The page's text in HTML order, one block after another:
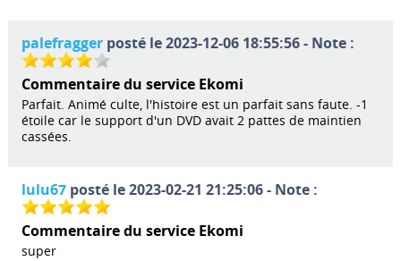
palefraggerposté le 2023-12-06 18:55:56 - Note :
Commentaire du service Ekomi
Parfait. Animé culte, l'histoire est un parfait sans faute. -1
étoile car le support d'un DVD avait 2 pattes de maintien
cassées.
lulu67posté le 2023-02-21 21:25:06 - Note :
Commentaire du service Ekomi
super